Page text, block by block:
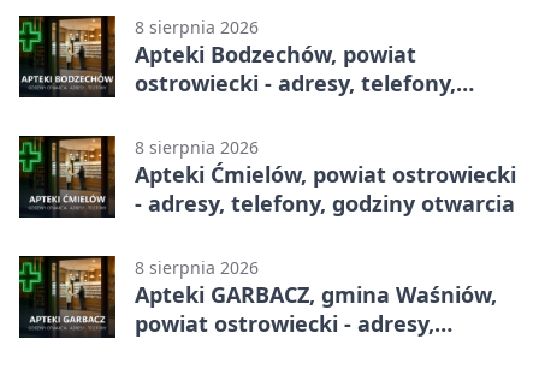
8 sierpnia 2026
Apteki Bodzechów, powiat
ostrowiecki - adresy, telefony,
8 sierpnia 2026
Apteki Ćmielów, powiat ostrowiecki
- adresy, telefony, godziny otwarcia
8 sierpnia 2026
Apteki GARBACZ, gmina Waśniów,
powiat ostrowiecki - adresy,